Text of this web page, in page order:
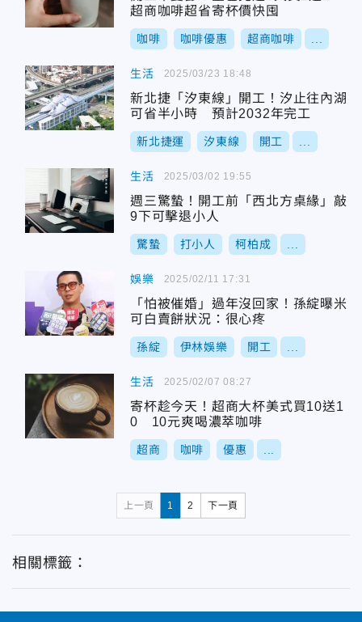
超商咖啡超省寄杯價快囤
咖啡 咖啡優惠 超商咖啡
生活
新北捷「汐東線」開工！汐止往內湖
可省半小時 預計2032年完工
新北捷運 汐東線 開工
2025/03/23 18:48
生活
週三驚蟄！開工前「西北方桌緣」敲
9下可擊退小人
驚蟄 打小人 柯柏成
2025/03/02 19:55
娛樂
「怕被催婚」過年沒回家！孫綻曝米
可白賣餅狀況：很心疼
孫綻 伊林娛樂 開工
2025/02/11 17:31
生活
寄杯趁今天！超商大杯美式買10送1
0 10元爽喝濃萃咖啡
超商 咖啡 優惠
2025/02/07 08:27
上一頁 1 2 下一頁
相關標籤：